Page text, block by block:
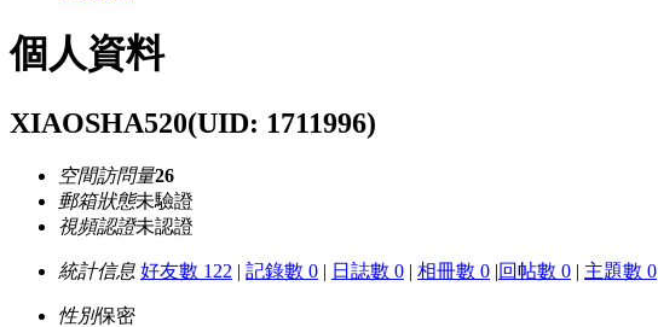
個人資料
XIAOSHA520(UID: 1711996)
空間訪問量26
郵箱狀態未驗證
視頻認證未認證
統計信息 好友數 122 | 記錄數 0 | 日誌數 0 | 相冊數 0 |回帖數 0 | 主題數 0
性別保密